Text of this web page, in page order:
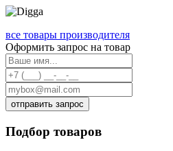
все товары производителя
Оформить запрос на товар
отправить запрос
Подбор товаров